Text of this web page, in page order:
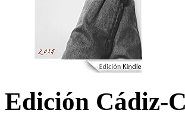
Edición Cádiz-